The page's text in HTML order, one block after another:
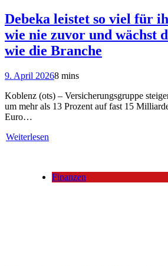
Debeka leistet so viel für
wie nie zuvor und wächst
wie die Branche
9. April 20268 mins
Koblenz (ots) – Versicherungsgruppe
um mehr als 13 Prozent auf fast 15
Euro…
Weiterlesen
Finanzen